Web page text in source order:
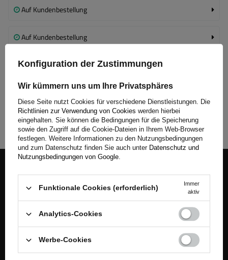
Auf Kundenbestellung
Auf Kundenbestellung
Auf Kundenbestellung
Weilerswist
Auf Kundenbestellung
Begleiten Sie uns
Melden Sie sich für unseren Newsletter an, um News und
Ich akzeptiere die AGB und bestätige, dass ich die Datenschutzerklärung der Website zur Kenntnis genommen habe
Konfiguration der Zustimmungen
Wir kümmern uns um Ihre Privatsphäres
Diese Seite nutzt Cookies für verschiedene Dienstleistungen. Die
Richtlinien zur Verwendung von Cookies werden hierbei
eingehalten. Sie können die Bedingungen für die Speicherung
sowie den Zugriff auf die Cookie-Dateien in Ihrem Web-Browser
festlegen. Weitere Informationen zu den Nutzungsbedingungen
und zum Datenschutz finden Sie auch unter Datenschutz und
Nutzungsbedingungen von Google.
Funktionale Cookies (erforderlich)
Immer
aktiv
Analytics-Cookies
Werbe-Cookies